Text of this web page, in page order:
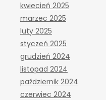
kwiecień 2025
marzec 2025
luty 2025
styczeń 2025
grudzień 2024
listopad 2024
październik 2024
czerwiec 2024